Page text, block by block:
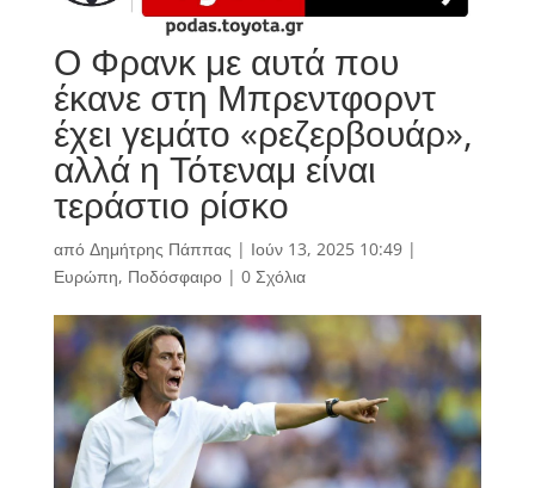
Ο Φρανκ με αυτά που
έκανε στη Μπρεντφορντ
έχει γεμάτο «ρεζερβουάρ»,
αλλά η Τότεναμ είναι
τεράστιο ρίσκο
από Δημήτρης Πάππας | Ιούν 13, 2025 10:49|
Ευρώπη, Ποδόσφαιρο| 0 Σχόλια